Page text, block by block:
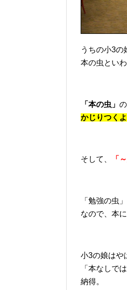
うちの小3
本の虫とい
「本の虫」
かじりつく
そして、 「
「勉強の虫
なので、本
小3の娘はや
「本なしで
納得。